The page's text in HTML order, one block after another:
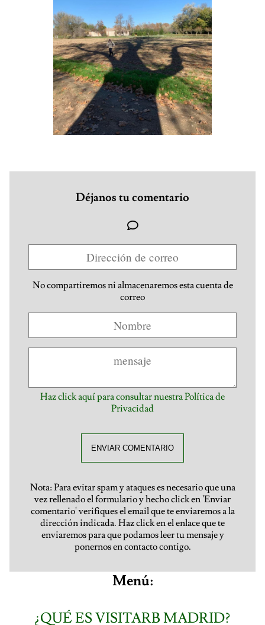
Déjanos tu comentario
No compartiremos ni almacenaremos esta cuenta de
correo
Haz click aquí para consultar nuestra Política de
Privacidad
ENVIAR COMENTARIO
Nota: Para evitar spam y ataques es necesario que una
vez rellenado el formulario y hecho click en 'Enviar
comentario' verifiques el email que te enviaremos a la
dirección indicada. Haz click en el enlace que te
enviaremos para que podamos leer tu mensaje y
ponernos en contacto contigo.
Menú:
¿QUÉ ES VISITARB MADRID?